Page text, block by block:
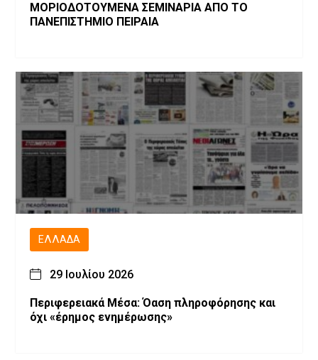
ΜΟΡΙΟΔΟΤΟΥΜΕΝΑ ΣΕΜΙΝΑΡΙΑ ΑΠΟ ΤΟ
ΠΑΝΕΠΙΣΤΗΜΙΟ ΠΕΙΡΑΙΑ
ΕΛΛΆΔΑ
29 Ιουλίου 2026
Περιφερειακά Μέσα: Όαση πληροφόρησης και
όχι «έρημος ενημέρωσης»